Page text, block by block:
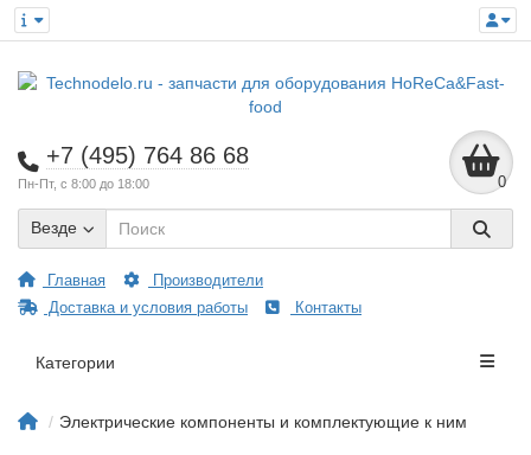
+7 (495) 764 86 68
Пн-Пт, с 8:00 до 18:00 0
Везде
Главная
Производители
Доставка и условия работы
Контакты
Категории
Электрические компоненты и комплектующие к ним